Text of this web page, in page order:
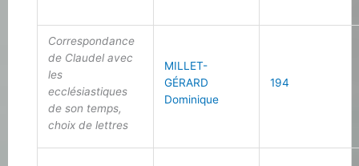
Correspondance
de Claudel avec
les
ecclésiastiques
de son temps,
choix de lettres
MILLET-
GÉRARD
Dominique
194